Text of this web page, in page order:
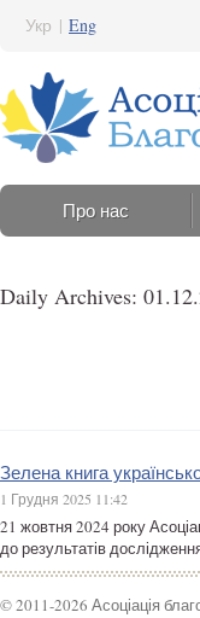
Укр | Eng
Про нас
Daily Archives:
Зелена книга
1 Грудня 2025 11:42
21 жовтня 2024 року
до результатів
© 2011-2026 Асоціація